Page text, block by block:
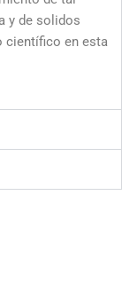
y de solidos
científico en esta